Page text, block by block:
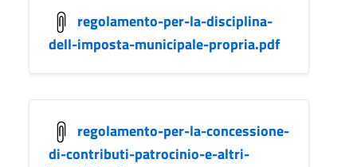
regolamento-per-la-disciplina-
dell-imposta-municipale-propria.pdf
regolamento-per-la-concessione-
di-contributi-patrocinio-e-altri-